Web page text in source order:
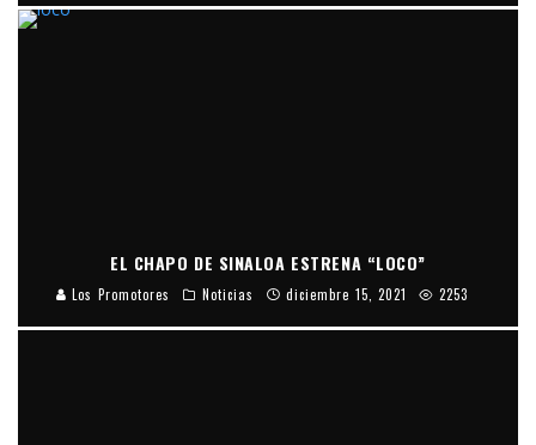
EL CHAPO DE SINALOA ESTRENA “LOCO”
Los Promotores Noticias diciembre 15, 2021 2253